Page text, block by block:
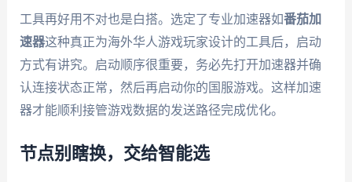
工具再好用不对也是白搭。选定了专业加速器如番茄加
速器这种真正为海外华人游戏玩家设计的工具后，启动
方式有讲究。启动顺序很重要，务必先打开加速器并确
认连接状态正常，然后再启动你的国服游戏。这样加速
器才能顺利接管游戏数据的发送路径完成优化。
节点别瞎换，交给智能选